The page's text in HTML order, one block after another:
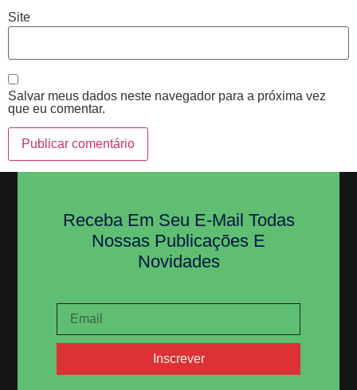
Site
Salvar meus dados neste navegador para a próxima vez
que eu comentar.
Receba Em Seu E-Mail Todas
Nossas Publicações E
Novidades
Inscrever